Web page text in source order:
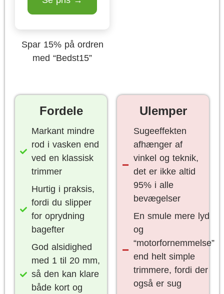
Spar 15% på ordren
med “Bedst15”
Fordele
Markant mindre
rod i vasken end
ved en klassisk
trimmer
Hurtig i praksis,
fordi du slipper
for oprydning
bagefter
God alsidighed
med 1 til 20 mm,
så den kan klare
både kort og
Ulemper
Sugeeffekten
afhænger af
vinkel og teknik,
det er ikke altid
95% i alle
bevægelser
En smule mere lyd
og
“motorfornemmelse”
end helt simple
trimmere, fordi der
også er sug